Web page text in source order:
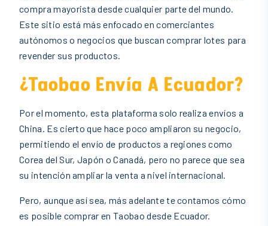
compra mayorista desde cualquier parte del mundo.
Este sitio está más enfocado en comerciantes
autónomos o negocios que buscan comprar lotes para
revender sus productos.
¿Taobao Envía A Ecuador?
Por el momento, esta plataforma solo realiza envíos a
China. Es cierto que hace poco ampliaron su negocio,
permitiendo el envío de productos a regiones como
Corea del Sur, Japón o Canadá, pero no parece que sea
su intención ampliar la venta a nivel internacional.
Pero, aunque así sea, más adelante te contamos cómo
es posible comprar en Taobao desde Ecuador.